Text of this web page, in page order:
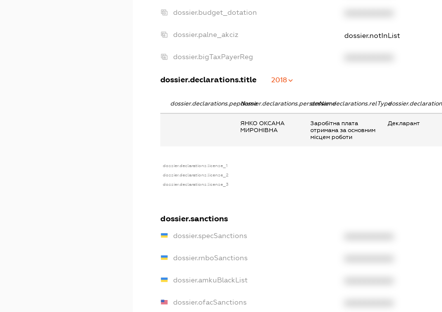
dossier.budget_dotation
dossier.palne_akciz dossier.notInList
dossier.bigTaxPayerReg
dossier.declarations.title 2018
dossier.declarations.pepNamedossier.declarations.personNamedossier.declarations.relType
ЯНКО ОКСАНА
МИРОНІВНА
Заробітна плата
отримана за основним
місцем роботи
Декларант
dossier.declarations.license_1
dossier.declarations.license_2
dossier.declarations.license_3
dossier.sanctions
dossier.specSanctions
dossier.rnboSanctions
dossier.amkuBlackList
dossier.ofacSanctions